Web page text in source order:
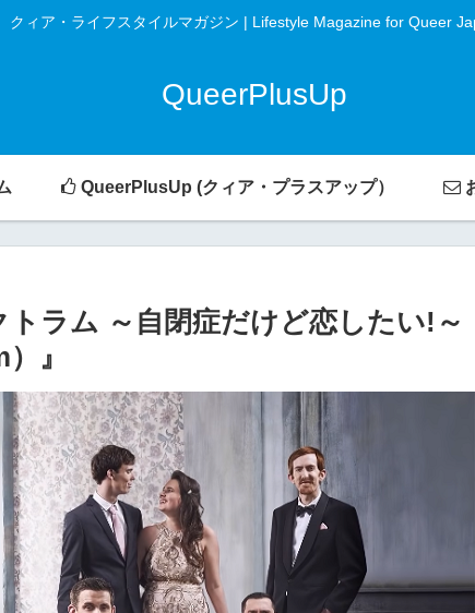
クィア・ライフスタイルマガジン | Lifestyle Magazine for Queer
QueerPlusUp
QueerPlusUp (クィア・プラスアップ）
ラム ～自閉症だけど恋したい!～
』